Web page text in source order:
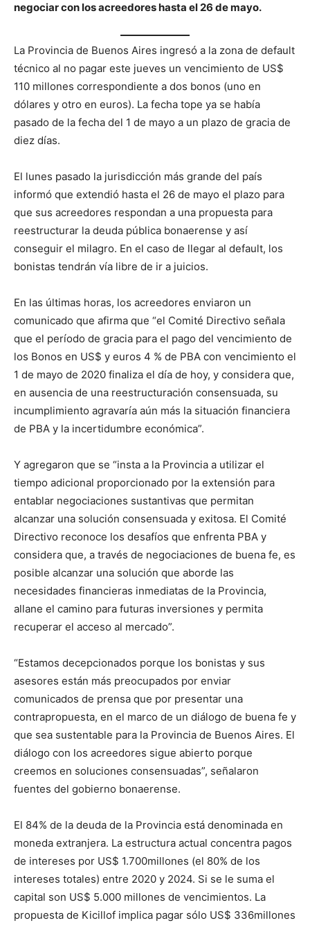
negociar con los acreedores hasta el 26 de mayo.
La Provincia de Buenos Aires ingresó a la zona de default
técnico al no pagar este jueves un vencimiento de US$
110 millones correspondiente a dos bonos (uno en
dólares y otro en euros). La fecha tope ya se había
pasado de la fecha del 1 de mayo a un plazo de gracia de
diez días.
El lunes pasado la jurisdicción más grande del país
informó que extendió hasta el 26 de mayo el plazo para
que sus acreedores respondan a una propuesta para
reestructurar la deuda pública bonaerense y así
conseguir el milagro. En el caso de llegar al default, los
bonistas tendrán vía libre de ir a juicios.
En las últimas horas, los acreedores enviaron un
comunicado que afirma que “el Comité Directivo señala
que el período de gracia para el pago del vencimiento de
los Bonos en US$ y euros 4 % de PBA con vencimiento el
1 de mayo de 2020 finaliza el día de hoy, y considera que,
en ausencia de una reestructuración consensuada, su
incumplimiento agravaría aún más la situación financiera
de PBA y la incertidumbre económica”.
Y agregaron que se “insta a la Provincia a utilizar el
tiempo adicional proporcionado por la extensión para
entablar negociaciones sustantivas que permitan
alcanzar una solución consensuada y exitosa. El Comité
Directivo reconoce los desafíos que enfrenta PBA y
considera que, a través de negociaciones de buena fe, es
posible alcanzar una solución que aborde las
necesidades financieras inmediatas de la Provincia,
allane el camino para futuras inversiones y permita
recuperar el acceso al mercado”.
“Estamos decepcionados porque los bonistas y sus
asesores están más preocupados por enviar
comunicados de prensa que por presentar una
contrapropuesta, en el marco de un diálogo de buena fe y
que sea sustentable para la Provincia de Buenos Aires. El
diálogo con los acreedores sigue abierto porque
creemos en soluciones consensuadas”, señalaron
fuentes del gobierno bonaerense.
El 84% de la deuda de la Provincia está denominada en
moneda extranjera. La estructura actual concentra pagos
de intereses por US$ 1.700millones (el 80% de los
intereses totales) entre 2020 y 2024. Si se le suma el
capital son US$ 5.000 millones de vencimientos. La
propuesta de Kicillof implica pagar sólo US$ 336millones